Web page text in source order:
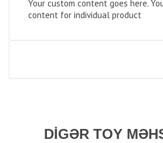
Your custom content goes here.
content for individual product
DIGƏR TOY